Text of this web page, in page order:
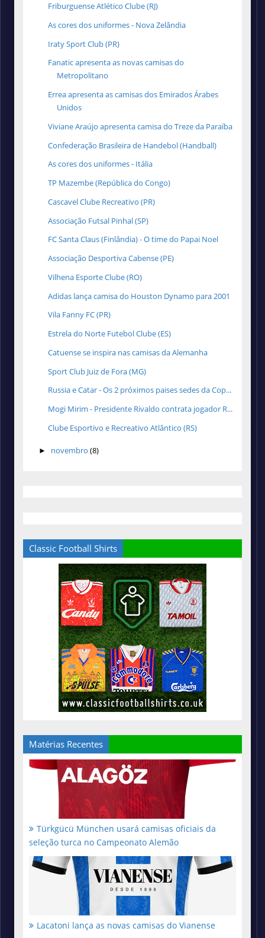
Friburguense Atlético Clube (RJ)
As cores dos uniformes - Nova Zelândia
Iraty Sport Club (PR)
Fanatic apresenta as novas camisas do
Metropolitano
Errea apresenta as camisas dos Emirados Árabes
Unidos
Viviane Araújo apresenta camisa do Treze da Paraíba
Confederação Brasileira de Handebol (Handball)
As cores dos uniformes - Itália
TP Mazembe (República do Congo)
Cascavel Clube Recreativo (PR)
Associação Futsal Pinhal (SP)
FC Santa Claus (Finlândia) - O time do Papai Noel
Associação Desportiva Cabense (PE)
Vilhena Esporte Clube (RO)
Adidas lança camisa do Houston Dynamo para 2001
Vila Fanny FC (PR)
Estrela do Norte Futebol Clube (ES)
Catuense se inspira nas camisas da Alemanha
Sport Club Juiz de Fora (MG)
Russia e Catar - Os 2 próximos paises sedes da Cop...
Mogi Mirim - Presidente Rivaldo contrata jogador R...
Clube Esportivo e Recreativo Atlântico (RS)
► novembro (8)
Classic Football Shirts
Matérias Recentes
Türkgücü München usará camisas oficiais da
seleção turca no Campeonato Alemão
Lacatoni lança as novas camisas do Vianense